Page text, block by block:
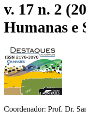
v. 17 n. 2
Humanas e
Coordenador: Prof. Dr.